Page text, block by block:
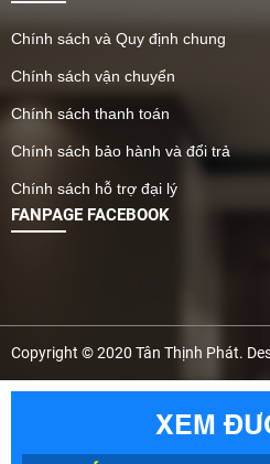
Chính sách và Quy định chung
Chính sách vận chuyển
Chính sách thanh toán
Chính sách bảo hành và đổi trả
Chính sách hỗ trợ đại lý
FANPAGE FACEBOOK
Copyright © 2020 Tân Thịnh Phát.
XEM